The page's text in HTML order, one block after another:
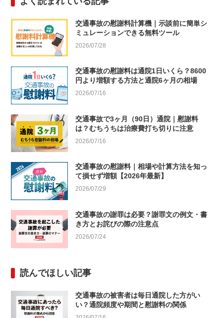
交通事故の慰謝料計算機｜示談前に簡単シ
ミュレーションできる無料ツール
2026/07/28
交通事故の慰謝料は通院1日いくら？8600
円より増額する方法と通院6ヶ月の相場
2026/07/16
交通事故で3ヶ月（90日）通院｜慰謝料
は？むちうちは治療費打ち切りに注意
2026/07/16
交通事故の慰謝料｜相場や計算方法を知っ
て損せず増額【2026年最新】
2026/07/29
交通事故の謝罪は必要？謝罪文の例文・書
き方とお詫びの際の注意点
2026/07/24
読んでほしい記事
交通事故の被害者は毎日通院した方がい
い？通院頻度や期間と慰謝料の関係